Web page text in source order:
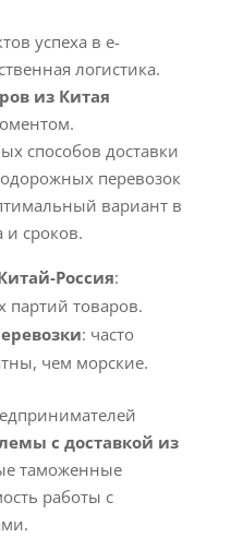
успеха в e-
логистика.
из Китая
способов доставки
перевозок
вариант в
и сроков.
Россия:
партий товаров.
: часто
чем морские.
с доставкой из
таможенные
работы с